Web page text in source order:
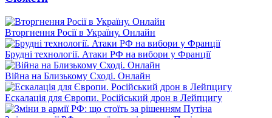
Вторгнення Росії в Україну. Онлайн
Брудні технології. Атаки РФ на вибори у Франції
Війна на Близькому Сході. Онлайн
Ескалація для Європи. Російський дрон в Лейпцигу